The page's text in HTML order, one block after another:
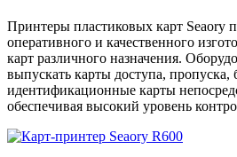
Принтеры пластиковых карт Seaory
оперативного и качественного
карт различного назначения.
выпускать карты доступа, пропуска,
идентификационные карты
обеспечивая высокий уровень